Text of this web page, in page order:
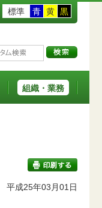
標準 青 黄 黒
組織・業務
平成25年03月01日